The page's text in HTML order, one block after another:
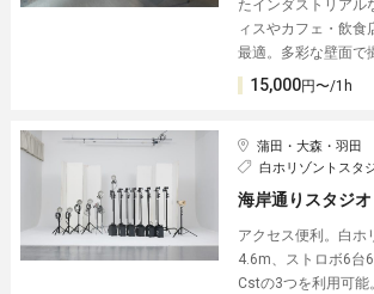
たインダストリアル
ィスやカフェ・飲食
最適。多彩な壁面で
15,000円〜/1h
蒲田・大森・羽田
白ホリゾントスタ
海岸通りスタジオ
アクセス便利。白ホ
4.6m、ストロボ6台
Cstの3つを利用可能